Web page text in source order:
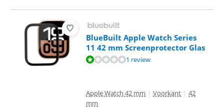
BlueBuilt Apple Watch Series
11 42 mm Screenprotector Glas
Beoordeling is 2,0 van de 10, gebaseerd op 1 review.
1 review
Apple Watch 42 mm | Voorkant | 42
mm